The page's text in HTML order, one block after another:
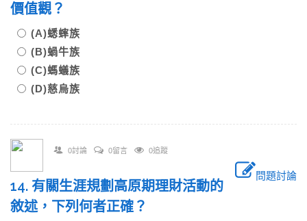
價值觀？
(A)蟋蟀族
(B)蝸牛族
(C)螞蟻族
(D)慈烏族
0討論 0留言 0追蹤
問題討論
14. 有關生涯規劃高原期理財活動的
敘述，下列何者正確？